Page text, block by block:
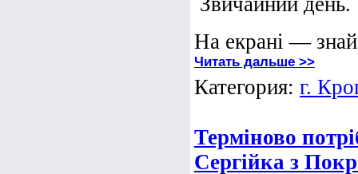
На екрані —
Читать дальше >>
Категория: г.
Терміново
Сергійка з